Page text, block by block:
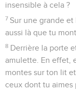
insensible à cela ?
7 Sur une grande
aussi là que tu
8 Derrière la porte
amulette. En effet,
montes sur ton lit
ceux dont tu aimes